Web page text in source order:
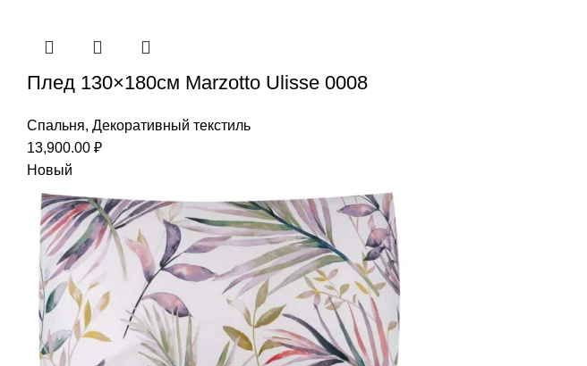
Плед 130×180см Marzotto Ulisse 0008
Спальня, Декоративный текстиль
13,900.00 ₽
Новый